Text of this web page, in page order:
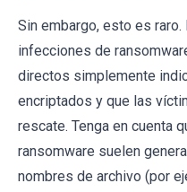
Sin embargo, esto es
infecciones de
directos simplemente
encriptados y que las
rescate. Tenga en cuenta
ransomware suelen
nombres de archivo (por